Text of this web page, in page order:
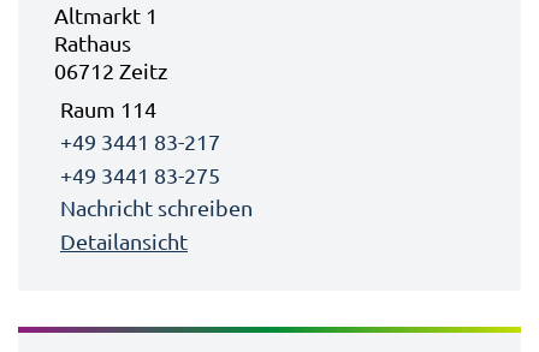
Altmarkt 1
Rathaus
06712 Zeitz
Raum 114
+49 3441 83-217
+49 3441 83-275
Nachricht schreiben
Detailansicht